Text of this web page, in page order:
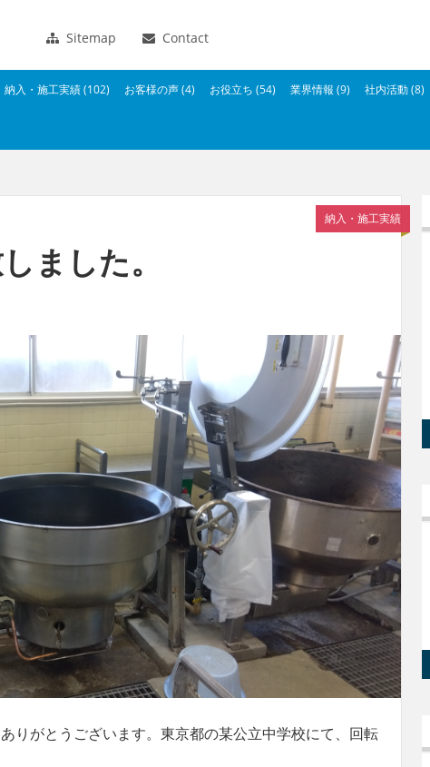
Sitemap Contact
納入・施工実績 (102) お客様の声 (4) お役立ち (54) 業界情報 (9) 社内活動 (8)
納入・施工実績
ました。
りがとうございます。東京都の某公立中学校にて、回転